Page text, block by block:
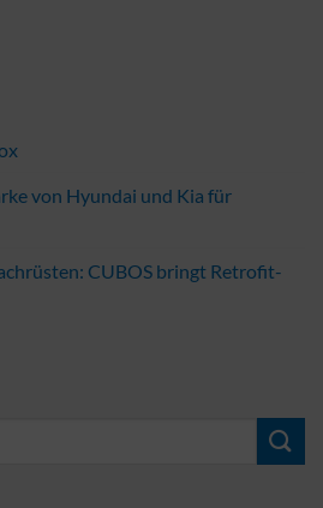
von Hyundai und Kia für
CUBOS bringt Retrofit-